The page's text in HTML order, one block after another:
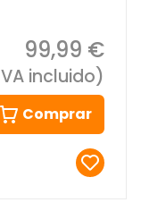
99,99 €
incluido)
Comprar